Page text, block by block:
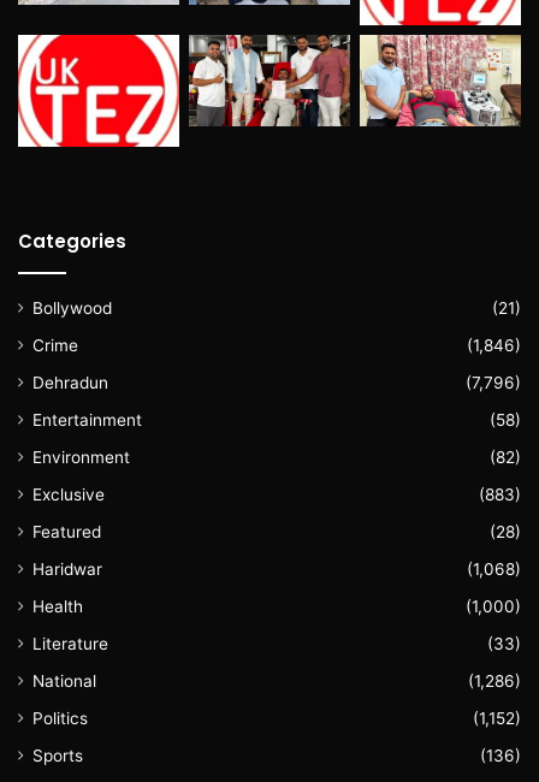
Categories
Bollywood
(21)
Crime
(1,846)
Dehradun
(7,796)
Entertainment
(58)
Environment
(82)
Exclusive
(883)
Featured
(28)
Haridwar
(1,068)
Health
(1,000)
Literature
(33)
National
(1,286)
Politics
(1,152)
Sports
(136)